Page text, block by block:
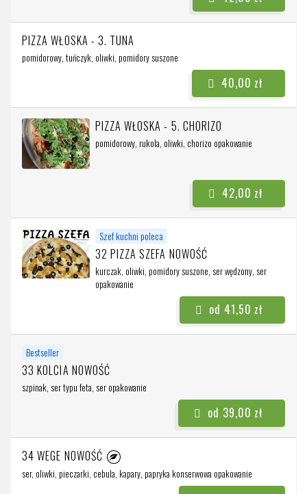
PIZZA WŁOSKA - 3. TUNA
pomidorowy, tuńczyk, oliwki, pomidory suszone
PIZZA WŁOSKA - 5. CHORIZO
pomidorowy, rukola, oliwki, chorizo opakowanie
Szef kuchni poleca
32 PIZZA SZEFA NOWOŚĆ
kurczak, oliwki, pomidory suszone, ser wędzony, ser
opakowanie
Bestseller
33 KOLCIA NOWOŚĆ
szpinak, ser typu feta, ser opakowanie
34 WEGE NOWOŚĆ
ser, oliwki, pieczarki, cebula, kapary, papryka konserwowa opakowanie